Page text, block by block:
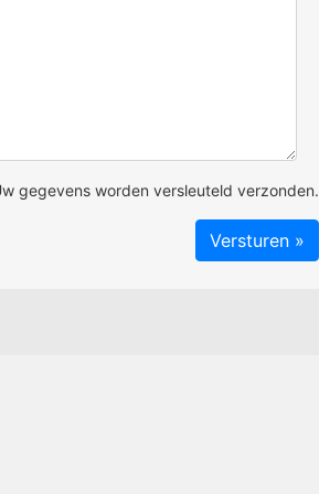
gegevens worden versleuteld verzonden.